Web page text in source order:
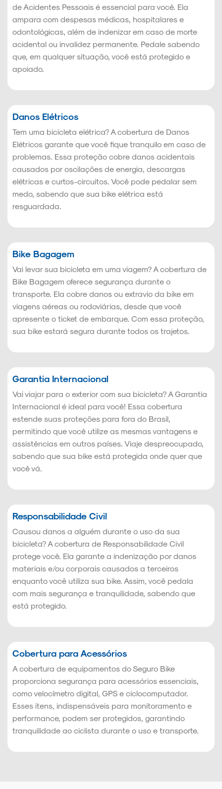
de Acidentes Pessoais é essencial para você. Ela
ampara com despesas médicas, hospitalares e
odontológicas, além de indenizar em caso de morte
acidental ou invalidez permanente. Pedale sabendo
que, em qualquer situação, você está protegido e
apoiado.
Danos Elétricos
Tem uma bicicleta elétrica? A cobertura de Danos
Elétricos garante que você fique tranquilo em caso de
problemas. Essa proteção cobre danos acidentais
causados por oscilações de energia, descargas
elétricas e curtos-circuitos. Você pode pedalar sem
medo, sabendo que sua bike elétrica está
resguardada.
Bike Bagagem
Vai levar sua bicicleta em uma viagem? A cobertura de
Bike Bagagem oferece segurança durante o
transporte. Ela cobre danos ou extravio da bike em
viagens aéreas ou rodoviárias, desde que você
apresente o ticket de embarque. Com essa proteção,
sua bike estará segura durante todos os trajetos.
Garantia Internacional
Vai viajar para o exterior com sua bicicleta? A Garantia
Internacional é ideal para você! Essa cobertura
estende suas proteções para fora do Brasil,
permitindo que você utilize as mesmas vantagens e
assistências em outros países. Viaje despreocupado,
sabendo que sua bike está protegida onde quer que
você vá.
Responsabilidade Civil
Causou danos a alguém durante o uso da sua
bicicleta? A cobertura de Responsabilidade Civil
protege você. Ela garante a indenização por danos
materiais e/ou corporais causados a terceiros
enquanto você utiliza sua bike. Assim, você pedala
com mais segurança e tranquilidade, sabendo que
está protegido.
Cobertura para Acessórios
A cobertura de equipamentos do Seguro Bike
proporciona segurança para acessórios essenciais,
como velocímetro digital, GPS e ciclocomputador.
Esses itens, indispensáveis para monitoramento e
performance, podem ser protegidos, garantindo
tranquilidade ao ciclista durante o uso e transporte.